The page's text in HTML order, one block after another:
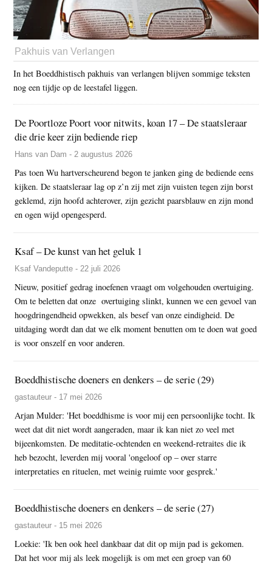
Pakhuis van Verlangen
In het Boeddhistisch pakhuis van verlangen blijven sommige teksten
nog een tijdje op de leestafel liggen.
De Poortloze Poort voor nitwits, koan 17 – De staatsleraar
die drie keer zijn bediende riep
Hans van Dam - 2 augustus 2026
Pas toen Wu hartverscheurend begon te janken ging de bediende eens
kijken. De staatsleraar lag op z’n zij met zijn vuisten tegen zijn borst
geklemd, zijn hoofd achterover, zijn gezicht paarsblauw en zijn mond
en ogen wijd opengesperd.
Ksaf – De kunst van het geluk 1
Ksaf Vandeputte - 22 juli 2026
Nieuw, positief gedrag inoefenen vraagt om volgehouden overtuiging.
Om te beletten dat onze overtuiging slinkt, kunnen we een gevoel van
hoogdringendheid opwekken, als besef van onze eindigheid. De
uitdaging wordt dan dat we elk moment benutten om te doen wat goed
is voor onszelf en voor anderen.
Boeddhistische doeners en denkers – de serie (29)
gastauteur - 17 mei 2026
Arjan Mulder: 'Het boeddhisme is voor mij een persoonlijke tocht. Ik
weet dat dit niet wordt aangeraden, maar ik kan niet zo veel met
bijeenkomsten. De meditatie-ochtenden en weekend-retraites die ik
heb bezocht, leverden mij vooral 'ongeloof op – over starre
interpretaties en rituelen, met weinig ruimte voor gesprek.'
Boeddhistische doeners en denkers – de serie (27)
gastauteur - 15 mei 2026
Loekie: 'Ik ben ook heel dankbaar dat dit op mijn pad is gekomen.
Dat het voor mij als leek mogelijk is om met een groep van 60